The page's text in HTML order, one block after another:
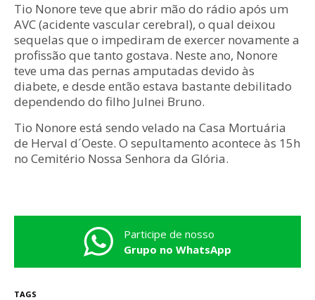
Tio Nonore teve que abrir mão do rádio após um
AVC (acidente vascular cerebral), o qual deixou
sequelas que o impediram de exercer novamente a
profissão que tanto gostava. Neste ano, Nonore
teve uma das pernas amputadas devido às
diabete, e desde então estava bastante debilitado
dependendo do filho Julnei Bruno.
Tio Nonore está sendo velado na Casa Mortuária
de Herval d´Oeste. O sepultamento acontece às 15h
no Cemitério Nossa Senhora da Glória.
Participe de nosso
Grupo no WhatsApp
TAGS